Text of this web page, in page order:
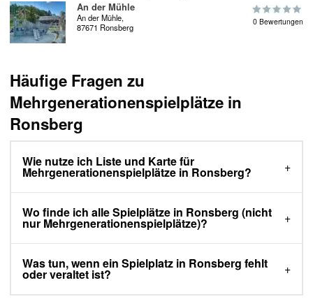
An der Mühle
An der Mühle,
87671 Ronsberg
0 Bewertungen
Häufige Fragen zu
Mehrgenerationenspielplätze in
Ronsberg
Wie nutze ich Liste und Karte für
Mehrgenerationenspielplätze in Ronsberg?
Wo finde ich alle Spielplätze in Ronsberg (nicht
nur Mehrgenerationenspielplätze)?
Was tun, wenn ein Spielplatz in Ronsberg fehlt
oder veraltet ist?